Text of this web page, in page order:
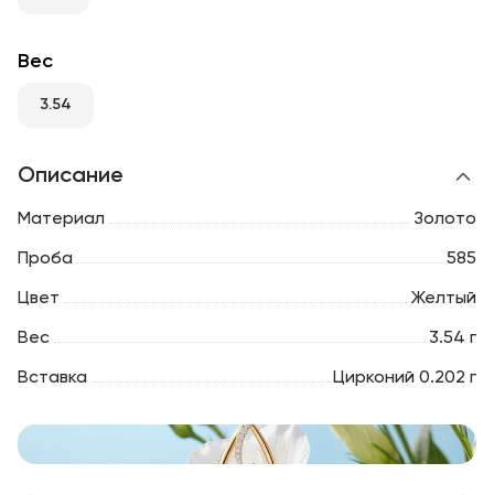
Вес
3.54
Описание
Материал Золото
Проба 585
Цвет Желтый
Вес 3.54 г
Вставка Цирконий 0.202 г